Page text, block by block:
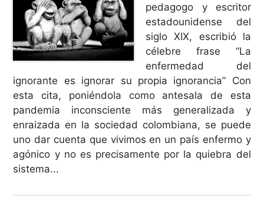
pedagogo y escritor
estadounidense del
siglo XIX, escribió la
célebre frase “La
enfermedad del
ignorante es ignorar su propia ignorancia” Con
esta cita, poniéndola como antesala de esta
pandemia inconsciente más generalizada y
enraizada en la sociedad colombiana, se puede
uno dar cuenta que vivimos en un país enfermo y
agónico y no es precisamente por la quiebra del
sistema...